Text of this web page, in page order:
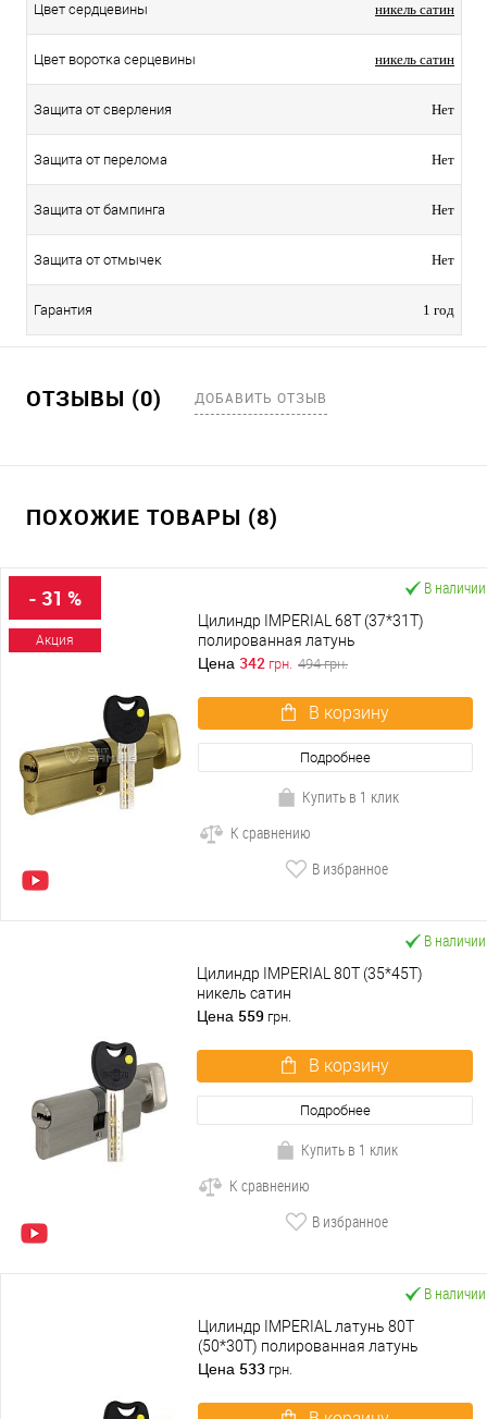
Цвет сердцевины никель сатин
Цвет воротка серцевины никель сатин
Защита от сверления Нет
Защита от перелома Нет
Защита от бампинга Нет
Защита от отмычек Нет
Гарантия 1 год
ОТЗЫВЫ (0) ДОБАВИТЬ ОТЗЫВ
ПОХОЖИЕ ТОВАРЫ (8)
- 31 %
Акция
В наличии
Цилиндр IMPERIAL 68T (37*31T)
полированная латунь
Цена 342 грн. 494грн.
В корзину
Подробнее
Купить в 1 клик
К сравнению
В избранное
В наличии
Цилиндр IMPERIAL 80T (35*45T)
никель сатин
Цена 559 грн.
В корзину
Подробнее
Купить в 1 клик
К сравнению
В избранное
В наличии
Цилиндр IMPERIAL латунь 80T
(50*30T) полированная латунь
Цена 533 грн.